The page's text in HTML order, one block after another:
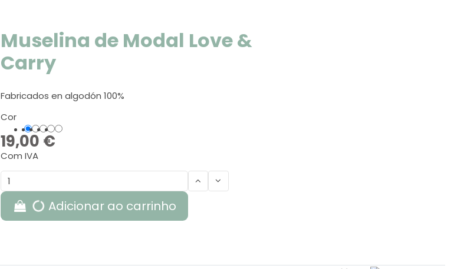
Muselina de Modal Love &
Carry
Fabricados en algodón 100%
Cor
Dark Beige
Azul
BegeCinzento
Navy Blue
19,00 €
Com IVA
Adicionar ao carrinho